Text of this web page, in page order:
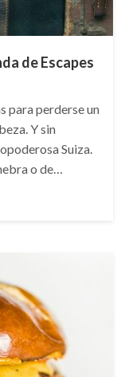
de Escapes
para perderse un
Y sin
Suiza.
o de…